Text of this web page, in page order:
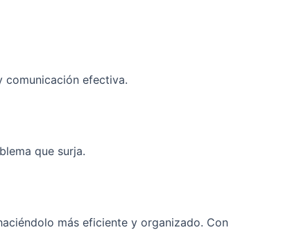
comunicación efectiva.
que surja.
más eficiente y organizado. Con